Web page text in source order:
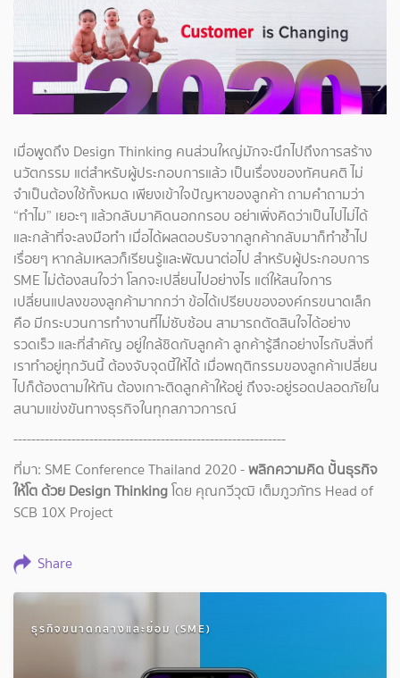
เมื่อพูดถึง Design Thinking คนส่วนใหญ่มักจะนึกไปถึงการสร้าง
นวัตกรรม แต่สำหรับผู้ประกอบการแล้ว เป็นเรื่องของทัศนคติ ไม่
จำเป็นต้องใช้ทั้งหมด เพียงเข้าใจปัญหาของลูกค้า ถามคำถามว่า
“ทำไม” เยอะๆ แล้วกลับมาคิดนอกกรอบ อย่าเพิ่งคิดว่าเป็นไปไม่ได้
และกล้าที่จะลงมือทำ เมื่อได้ผลตอบรับจากลูกค้ากลับมาก็ทำซ้ำไป
เรื่อยๆ หากล้มเหลวก็เรียนรู้และพัฒนาต่อไป สำหรับผู้ประกอบการ
SME ไม่ต้องสนใจว่า โลกจะเปลี่ยนไปอย่างไร แต่ให้สนใจการ
เปลี่ยนแปลงของลูกค้ามากกว่า ข้อได้เปรียบขององค์กรขนาดเล็ก
คือ มีกระบวนการทำงานที่ไม่ซับซ้อน สามารถตัดสินใจได้อย่าง
รวดเร็ว และที่สำคัญ อยู่ใกล้ชิดกับลูกค้า ลูกค้ารู้สึกอย่างไรกับสิ่งที่
เราทำอยู่ทุกวันนี้ ต้องจับจุดนี้ให้ได้ เมื่อพฤติกรรมของลูกค้าเปลี่ยน
ไปก็ต้องตามให้ทัน ต้องเกาะติดลูกค้าให้อยู่ ถึงจะอยู่รอดปลอดภัยใน
สนามแข่งขันทางธุรกิจในทุกสภาวการณ์
-------------------------------------------------------------
ที่มา: SME Conference Thailand 2020 -พลิกความคิด ปั้นธุรกิจ
ให้โต ด้วย Design Thinkingโดย คุณกวีวุฒิ เต็มภูวภัทร Head of
SCB 10X Project
Share
ธุรกิจขนาดกลางและย่อม (SME)